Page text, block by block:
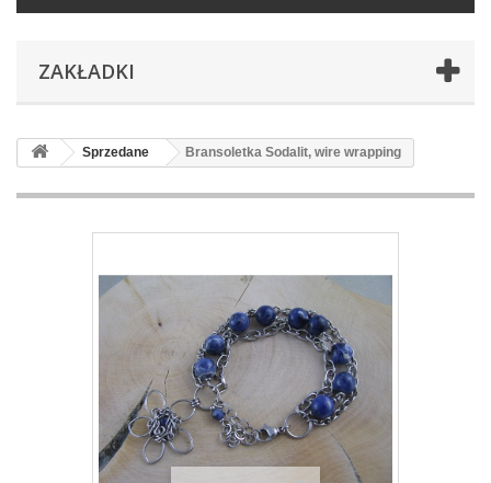
ZAKŁADKI
Sprzedane Bransoletka Sodalit, wire wrapping